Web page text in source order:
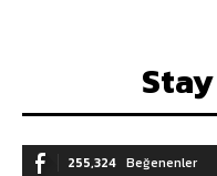
255,324 Beğenenler